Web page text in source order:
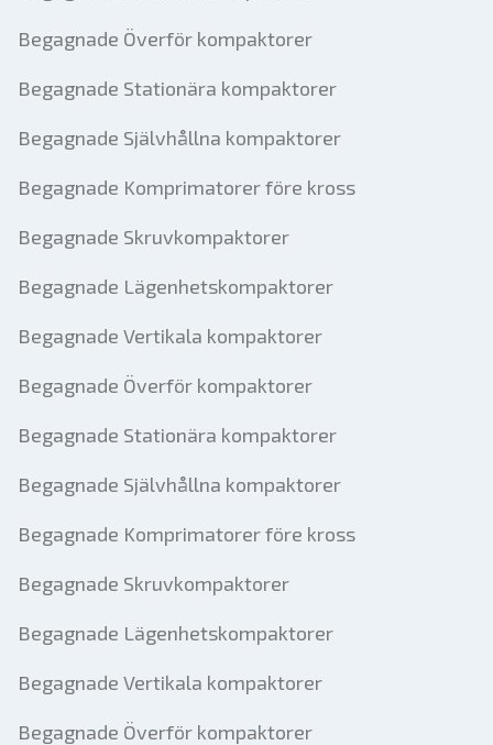
Begagnade Överför kompaktorer
Begagnade Stationära kompaktorer
Begagnade Självhållna kompaktorer
Begagnade Komprimatorer före kross
Begagnade Skruvkompaktorer
Begagnade Lägenhetskompaktorer
Begagnade Vertikala kompaktorer
Begagnade Överför kompaktorer
Begagnade Stationära kompaktorer
Begagnade Självhållna kompaktorer
Begagnade Komprimatorer före kross
Begagnade Skruvkompaktorer
Begagnade Lägenhetskompaktorer
Begagnade Vertikala kompaktorer
Begagnade Överför kompaktorer